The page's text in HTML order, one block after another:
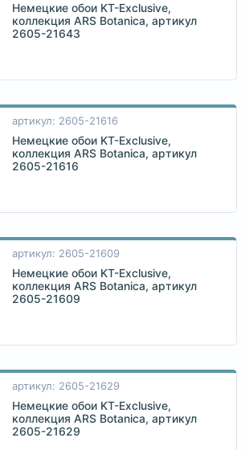
Немецкие обои KT-Exclusive,
коллекция ARS Botanica, артикул
2605-21643
артикул: 2605-21616
Немецкие обои KT-Exclusive,
коллекция ARS Botanica, артикул
2605-21616
артикул: 2605-21609
Немецкие обои KT-Exclusive,
коллекция ARS Botanica, артикул
2605-21609
артикул: 2605-21629
Немецкие обои KT-Exclusive,
коллекция ARS Botanica, артикул
2605-21629